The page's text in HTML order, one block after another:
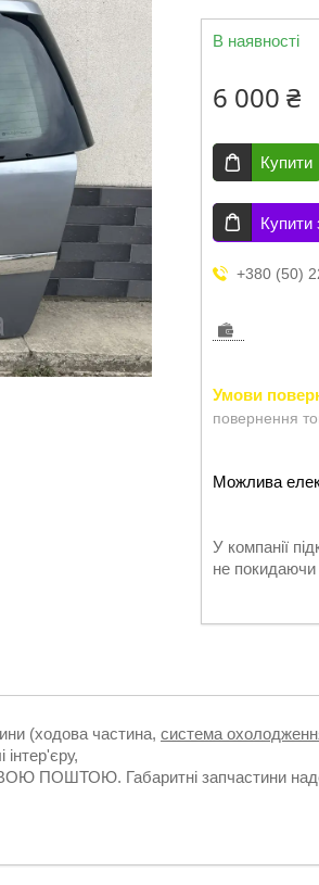
В наявності
6 000 ₴
Купити
Купити
+380 (50)
повернення
У компанії
не покидаючи
(ходова частина, система
інтер'єру,
ПОШТОЮ. Габаритні запчастини